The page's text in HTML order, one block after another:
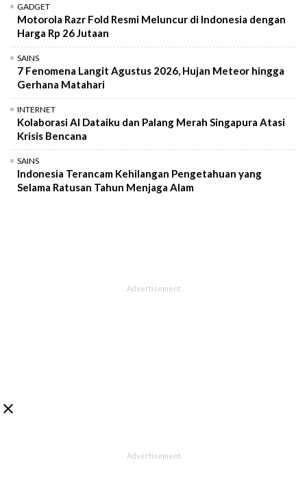
GADGET
Motorola Razr Fold Resmi Meluncur di Indonesia dengan
Harga Rp 26 Jutaan
SAINS
7 Fenomena Langit Agustus 2026, Hujan Meteor hingga
Gerhana Matahari
INTERNET
Kolaborasi AI Dataiku dan Palang Merah Singapura Atasi
Krisis Bencana
SAINS
Indonesia Terancam Kehilangan Pengetahuan yang
Selama Ratusan Tahun Menjaga Alam
